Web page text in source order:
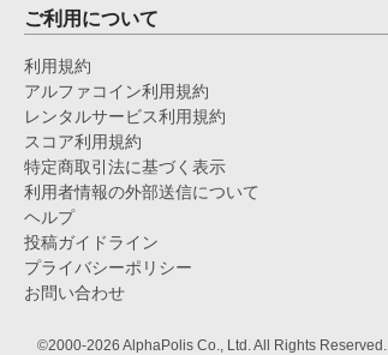
ご利用について
利用規約
アルファコイン利用規約
レンタルサービス利用規約
スコア利用規約
特定商取引法に基づく表示
利用者情報の外部送信について
ヘルプ
投稿ガイドライン
プライバシーポリシー
お問い合わせ
©2000-2026 AlphaPolis Co., Ltd. All Rights Reserved.